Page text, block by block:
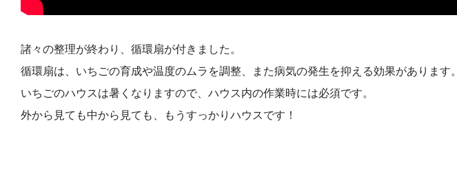
諸々の整理が終わり、循環扇が付きました。
循環扇は、いちごの育成や温度のムラを調整、また病気の発生を抑える効果があります。
いちごのハウスは暑くなりますので、ハウス内の作業時には必須です。
外から見ても中から見ても、もうすっかりハウスです！